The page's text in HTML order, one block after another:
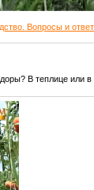
Вопросы и
В теплице или в